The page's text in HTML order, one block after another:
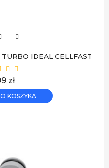
IDEAL CELLFAST
zł
KOSZYKA